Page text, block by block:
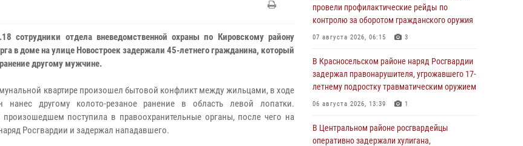
сотрудники отдела вневедомственной охраны по Кировскому району
в доме на улице Новостроек задержали 45-летнего гражданина, который
другому мужчине.
квартире произошел бытовой конфликт между жильцами, в ходе
нанес другому колото-резаное ранение в область левой лопатки.
поступила в правоохранительные органы, после чего на
Росгвардии и задержал нападавшего.
провели профилактические рейды по
контролю за оборотом гражданского оружия
07 августа 2026, 06:15 3
В Красносельском районе наряд Росгвардии
задержал правонарушителя, угрожавшего 17-
летнему подростку травматическим оружием
06 августа 2026, 13:39 1
В Центральном районе росгвардейцы
оперативно задержали хулигана,